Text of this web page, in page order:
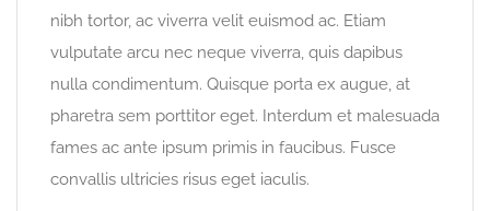
nibh tortor, ac viverra velit euismod ac. Etiam
vulputate arcu nec neque viverra, quis dapibus
nulla condimentum. Quisque porta ex augue, at
pharetra sem porttitor eget. Interdum et malesuada
fames ac ante ipsum primis in faucibus. Fusce
convallis ultricies risus eget iaculis.